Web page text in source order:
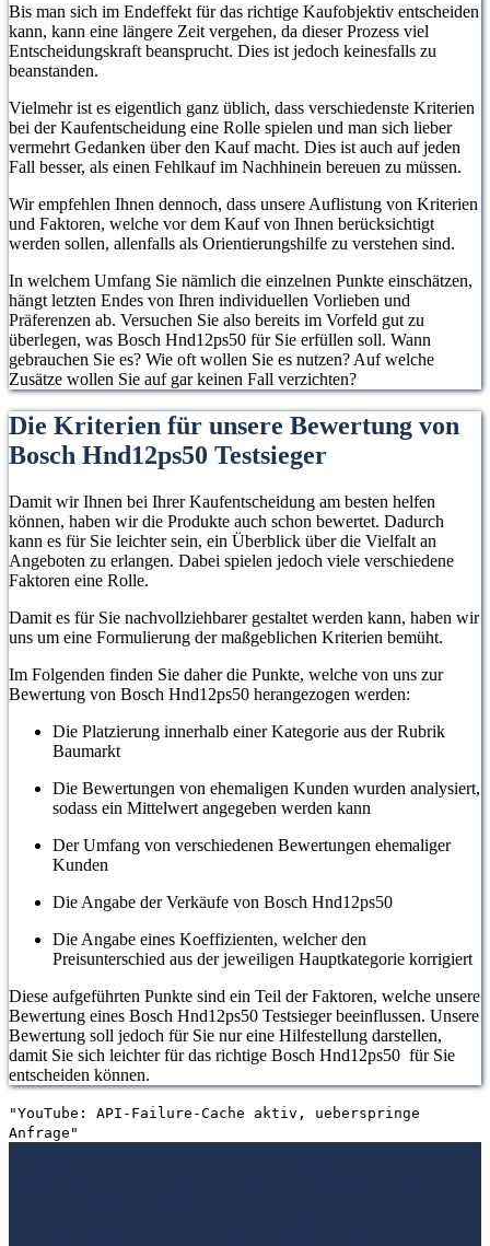
Bis man sich im Endeffekt für das richtige Kaufobjektiv entscheiden
kann, kann eine längere Zeit vergehen, da dieser Prozess viel
Entscheidungskraft beansprucht. Dies ist jedoch keinesfalls zu
beanstanden.
Vielmehr ist es eigentlich ganz üblich, dass verschiedenste Kriterien
bei der Kaufentscheidung eine Rolle spielen und man sich lieber
vermehrt Gedanken über den Kauf macht. Dies ist auch auf jeden
Fall besser, als einen Fehlkauf im Nachhinein bereuen zu müssen.
Wir empfehlen Ihnen dennoch, dass unsere Auflistung von Kriterien
und Faktoren, welche vor dem Kauf von Ihnen berücksichtigt
werden sollen, allenfalls als Orientierungshilfe zu verstehen sind.
In welchem Umfang Sie nämlich die einzelnen Punkte einschätzen,
hängt letzten Endes von Ihren individuellen Vorlieben und
Präferenzen ab. Versuchen Sie also bereits im Vorfeld gut zu
überlegen, was Bosch Hnd12ps50 für Sie erfüllen soll. Wann
gebrauchen Sie es? Wie oft wollen Sie es nutzen? Auf welche
Zusätze wollen Sie auf gar keinen Fall verzichten?
Die Kriterien für unsere Bewertung von
Bosch Hnd12ps50 Testsieger
Damit wir Ihnen bei Ihrer Kaufentscheidung am besten helfen
können, haben wir die Produkte auch schon bewertet. Dadurch
kann es für Sie leichter sein, ein Überblick über die Vielfalt an
Angeboten zu erlangen. Dabei spielen jedoch viele verschiedene
Faktoren eine Rolle.
Damit es für Sie nachvollziehbarer gestaltet werden kann, haben wir
uns um eine Formulierung der maßgeblichen Kriterien bemüht.
Im Folgenden finden Sie daher die Punkte, welche von uns zur
Bewertung von Bosch Hnd12ps50 herangezogen werden:
Die Platzierung innerhalb einer Kategorie aus der Rubrik
Baumarkt
Die Bewertungen von ehemaligen Kunden wurden analysiert,
sodass ein Mittelwert angegeben werden kann
Der Umfang von verschiedenen Bewertungen ehemaliger
Kunden
Die Angabe der Verkäufe von Bosch Hnd12ps50
Die Angabe eines Koeffizienten, welcher den
Preisunterschied aus der jeweiligen Hauptkategorie korrigiert
Diese aufgeführten Punkte sind ein Teil der Faktoren, welche unsere
Bewertung eines Bosch Hnd12ps50 Testsieger beeinflussen. Unsere
Bewertung soll jedoch für Sie nur eine Hilfestellung darstellen,
damit Sie sich leichter für das richtige Bosch Hnd12ps50 für Sie
entscheiden können.
"YouTube: API-Failure-Cache aktiv, ueberspringe
Anfrage"